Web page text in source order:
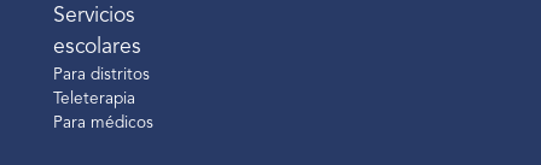
Servicios
escolares
Para distritos
Teleterapia
Para médicos